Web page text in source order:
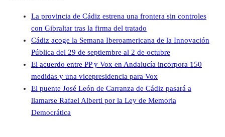
La provincia de Cádiz estrena una frontera sin controles
con Gibraltar tras la firma del tratado
Cádiz acoge la Semana Iberoamericana de la Innovación
Pública del 29 de septiembre al 2 de octubre
El acuerdo entre PP y Vox en Andalucía incorpora 150
medidas y una vicepresidencia para Vox
El puente José León de Carranza de Cádiz pasará a
llamarse Rafael Alberti por la Ley de Memoria
Democrática